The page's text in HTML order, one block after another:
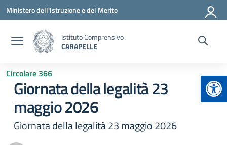
Vai ai contenuti
Vai al menu di navigazione
Vai al footer
Ministero dell'Istruzione e del Merito
Istituto Comprensivo
CARAPELLE
Circolare 366
Giornata della legalità 23
maggio 2026
Giornata della legalità 23 maggio 2026